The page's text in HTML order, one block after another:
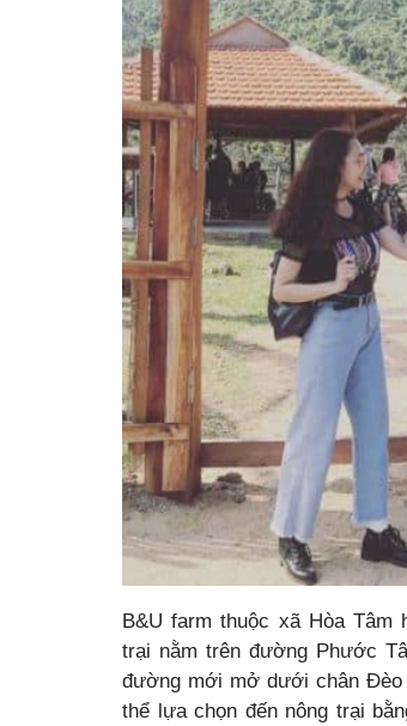
B&U farm thuộc xã Hòa Tâm
trại nằm trên đường Phước
đường mới mở dưới chân Đèo
thể lựa chọn đến nông trại